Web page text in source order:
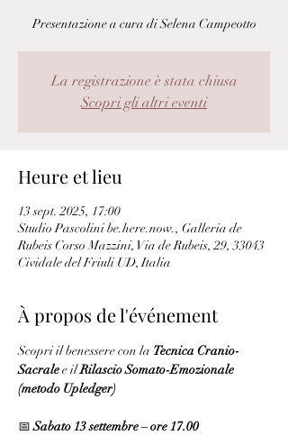
Presentazione a cura di Selena Campeotto
La registrazione è stata chiusa
Scopri gli altri eventi
Heure et lieu
13 sept. 2025, 17:00
Studio Pascolini be.here.now., Galleria de
Rubeis Corso Mazzini, Via de Rubeis, 29, 33043
Cividale del Friuli UD, Italia
À propos de l'événement
Scopri il benessere con la Tecnica Cranio-
Sacrale e il Rilascio Somato-Emozionale
(metodo Upledger)
📅 Sabato 13 settembre – ore 17.00